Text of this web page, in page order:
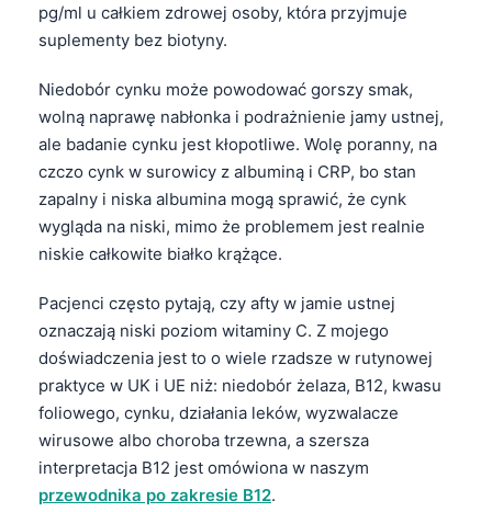
pg/ml u całkiem zdrowej osoby, która przyjmuje
suplementy bez biotyny.
Niedobór cynku może powodować gorszy smak,
wolną naprawę nabłonka i podrażnienie jamy ustnej,
ale badanie cynku jest kłopotliwe. Wolę poranny, na
czczo cynk w surowicy z albuminą i CRP, bo stan
zapalny i niska albumina mogą sprawić, że cynk
wygląda na niski, mimo że problemem jest realnie
niskie całkowite białko krążące.
Pacjenci często pytają, czy afty w jamie ustnej
oznaczają niski poziom witaminy C. Z mojego
doświadczenia jest to o wiele rzadsze w rutynowej
praktyce w UK i UE niż: niedobór żelaza, B12, kwasu
foliowego, cynku, działania leków, wyzwalacze
wirusowe albo choroba trzewna, a szersza
interpretacja B12 jest omówiona w naszym
przewodnika po zakresie B12.